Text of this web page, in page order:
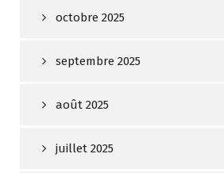
octobre 2025
septembre 2025
août 2025
juillet 2025